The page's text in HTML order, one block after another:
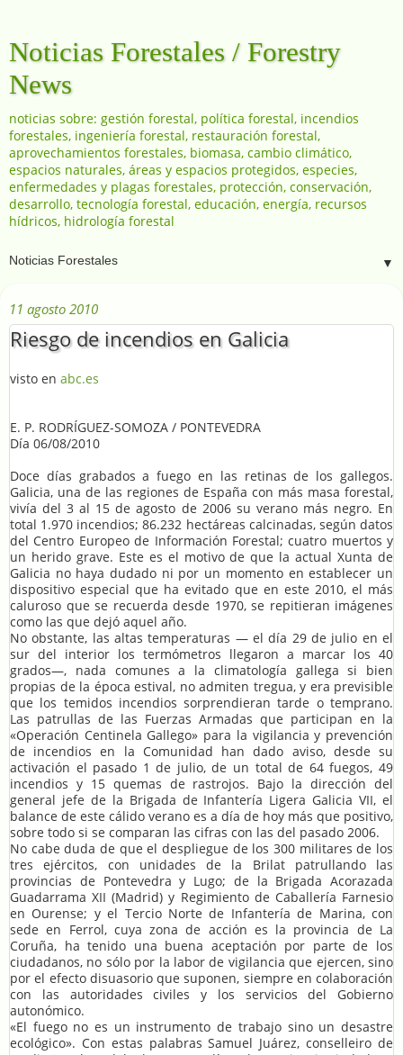
Noticias Forestales / Forestry
News
noticias sobre: gestión forestal, política forestal, incendios
forestales, ingeniería forestal, restauración forestal,
aprovechamientos forestales, biomasa, cambio climático,
espacios naturales, áreas y espacios protegidos, especies,
enfermedades y plagas forestales, protección, conservación,
desarrollo, tecnología forestal, educación, energía, recursos
hídricos, hidrología forestal
▼
11 agosto 2010
Riesgo de incendios en Galicia
visto en abc.es
E. P. RODRÍGUEZ-SOMOZA / PONTEVEDRA
Día 06/08/2010
Doce días grabados a fuego en las retinas de los gallegos.
Galicia, una de las regiones de España con más masa forestal,
vivía del 3 al 15 de agosto de 2006 su verano más negro. En
total 1.970 incendios; 86.232 hectáreas calcinadas, según datos
del Centro Europeo de Información Forestal; cuatro muertos y
un herido grave. Este es el motivo de que la actual Xunta de
Galicia no haya dudado ni por un momento en establecer un
dispositivo especial que ha evitado que en este 2010, el más
caluroso que se recuerda desde 1970, se repitieran imágenes
como las que dejó aquel año.
No obstante, las altas temperaturas — el día 29 de julio en el
sur del interior los termómetros llegaron a marcar los 40
grados—, nada comunes a la climatología gallega si bien
propias de la época estival, no admiten tregua, y era previsible
que los temidos incendios sorprendieran tarde o temprano.
Las patrullas de las Fuerzas Armadas que participan en la
«Operación Centinela Gallego» para la vigilancia y prevención
de incendios en la Comunidad han dado aviso, desde su
activación el pasado 1 de julio, de un total de 64 fuegos, 49
incendios y 15 quemas de rastrojos. Bajo la dirección del
general jefe de la Brigada de Infantería Ligera Galicia VII, el
balance de este cálido verano es a día de hoy más que positivo,
sobre todo si se comparan las cifras con las del pasado 2006.
No cabe duda de que el despliegue de los 300 militares de los
tres ejércitos, con unidades de la Brilat patrullando las
provincias de Pontevedra y Lugo; de la Brigada Acorazada
Guadarrama XII (Madrid) y Regimiento de Caballería Farnesio
en Ourense; y el Tercio Norte de Infantería de Marina, con
sede en Ferrol, cuya zona de acción es la provincia de La
Coruña, ha tenido una buena aceptación por parte de los
ciudadanos, no sólo por la labor de vigilancia que ejercen, sino
por el efecto disuasorio que suponen, siempre en colaboración
con las autoridades civiles y los servicios del Gobierno
autonómico.
«El fuego no es un instrumento de trabajo sino un desastre
ecológico». Con estas palabras Samuel Juárez, conselleiro de